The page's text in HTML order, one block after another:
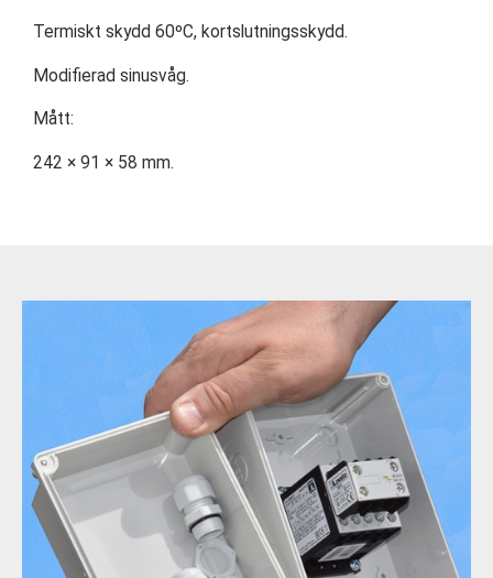
Termiskt skydd 60ºC, kortslutningsskydd.
Modifierad sinusvåg.
Mått:
242 × 91 × 58 mm.